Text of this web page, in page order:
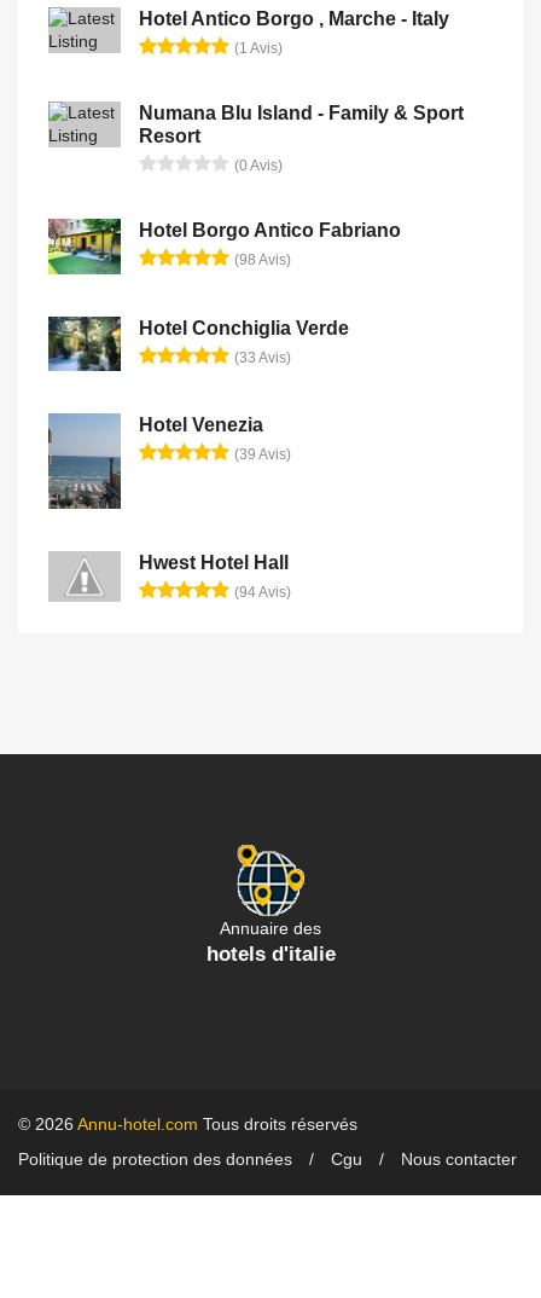
Hotel Antico Borgo , Marche - Italy
(1 Avis)
Numana Blu Island - Family & Sport
Resort
(0 Avis)
Hotel Borgo Antico Fabriano
(98 Avis)
Hotel Conchiglia Verde
(33 Avis)
Hotel Venezia
(39 Avis)
Hwest Hotel Hall
(94 Avis)
Annuaire des
hotels d'italie
© 2026 Annu-hotel.com Tous droits réservés
Politique de protection des données
Cgu Nous contacter